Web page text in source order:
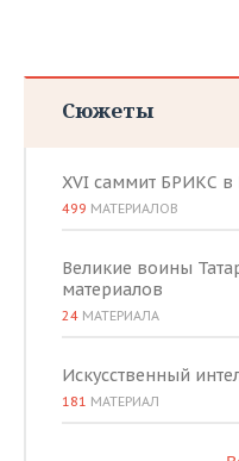
Сюжеты
XVI саммит БРИКС в
499 МАТЕРИАЛОВ
Великие воины
материалов
24 МАТЕРИАЛА
Искусственный
181 МАТЕРИАЛ